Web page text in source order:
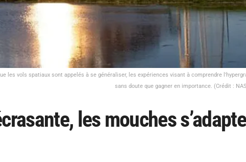
les vols spatiaux sont appelés à se généraliser, les expériences visant à comprendre
sans doute que gagner en importance. (Crédit :
les mouches